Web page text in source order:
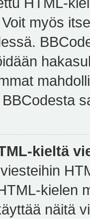
myös
kieltä
kielen
näitä